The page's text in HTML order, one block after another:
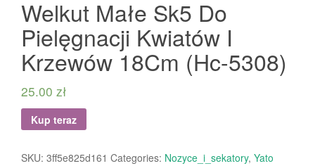
Welkut Małe Sk5 Do
Pielęgnacji Kwiatów I
Krzewów 18Cm (Hc-5308)
25.00 zł
Kup teraz
SKU: 3ff5e825d161 Categories: Nozyce_i_sekatory, Yato